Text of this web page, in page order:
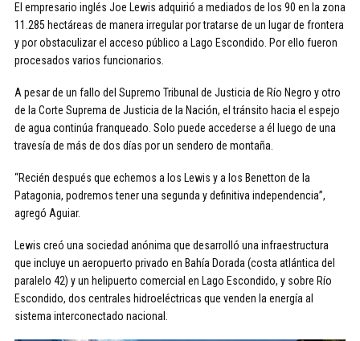
El empresario inglés Joe Lewis adquirió a mediados de los 90 en la zona
11.285 hectáreas de manera irregular por tratarse de un lugar de frontera
y por obstaculizar el acceso público a Lago Escondido. Por ello fueron
procesados varios funcionarios.
A pesar de un fallo del Supremo Tribunal de Justicia de Río Negro y otro
de la Corte Suprema de Justicia de la Nación, el tránsito hacia el espejo
de agua continúa franqueado. Solo puede accederse a él luego de una
travesía de más de dos días por un sendero de montaña.
“Recién después que echemos a los Lewis y a los Benetton de la
Patagonia, podremos tener una segunda y definitiva independencia”,
agregó Aguiar.
Lewis creó una sociedad anónima que desarrolló una infraestructura
que incluye un aeropuerto privado en Bahía Dorada (costa atlántica del
paralelo 42) y un helipuerto comercial en Lago Escondido, y sobre Río
Escondido, dos centrales hidroeléctricas que venden la energía al
sistema interconectado nacional.